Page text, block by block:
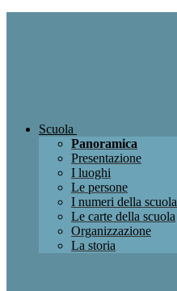
Scuola
Panoramica
Presentazione
I luoghi
Le persone
I numeri della scuola
Le carte della scuola
Organizzazione
La storia